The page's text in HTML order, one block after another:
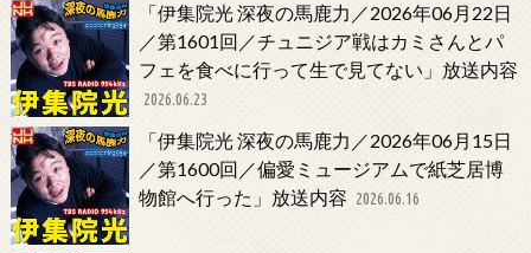
「伊集院光 深夜の馬鹿力／2026年06月22日
／第1601回／チュニジア戦はカミさんとパ
フェを食べに行って生で見てない」放送内容
2026.06.23
「伊集院光 深夜の馬鹿力／2026年06月15日
／第1600回／偏愛ミュージアムで紙芝居博
物館へ行った」放送内容 2026.06.16